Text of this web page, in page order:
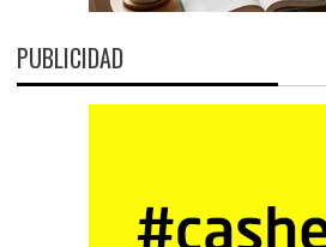
PUBLICIDAD